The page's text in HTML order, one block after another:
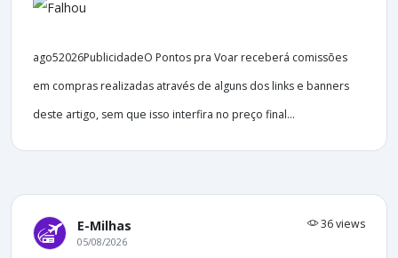
ago52026PublicidadeO Pontos pra Voar receberá comissões
em compras realizadas através de alguns dos links e banners
deste artigo, sem que isso interfira no preço final...
E-Milhas 36 views
05/08/2026